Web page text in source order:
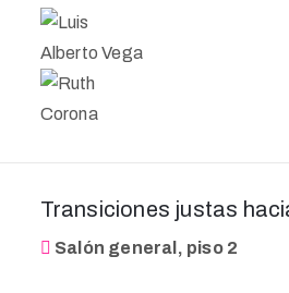
Transiciones justas
Salón general, piso 2